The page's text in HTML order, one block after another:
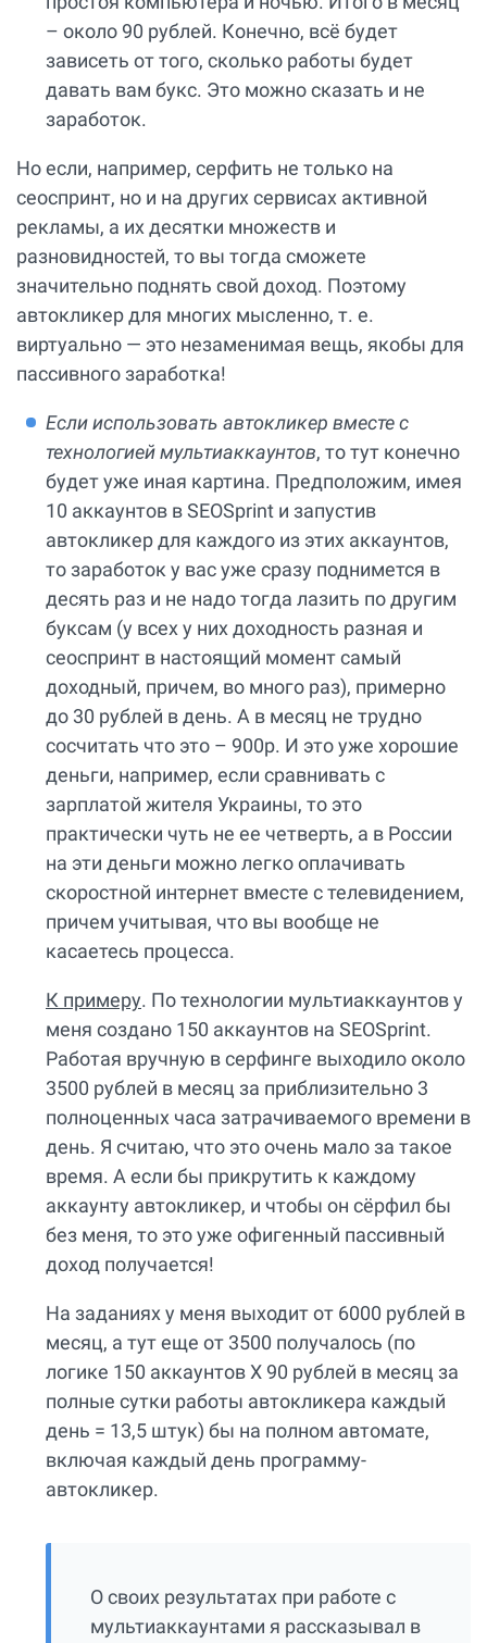
– около 90 рублей. Конечно, всё будет
зависеть от того, сколько работы будет
давать вам букс. Это можно сказать и не
заработок.
Но если, например, серфить не только на
сеоспринт, но и на других сервисах активной
рекламы, а их десятки множеств и
разновидностей, то вы тогда сможете
значительно поднять свой доход. Поэтому
автокликер для многих мысленно, т. е.
виртуально — это незаменимая вещь, якобы для
пассивного заработка!
Если использовать автокликер вместе с
технологией мультиаккаунтов, то тут конечно
будет уже иная картина. Предположим, имея
10 аккаунтов в SEOSprint и запустив
автокликер для каждого из этих аккаунтов,
то заработок у вас уже сразу поднимется в
десять раз и не надо тогда лазить по другим
буксам (у всех у них доходность разная и
сеоспринт в настоящий момент самый
доходный, причем, во много раз), примерно
до 30 рублей в день. А в месяц не трудно
сосчитать что это – 900р. И это уже хорошие
деньги, например, если сравнивать с
зарплатой жителя Украины, то это
практически чуть не ее четверть, а в России
на эти деньги можно легко оплачивать
скоростной интернет вместе с телевидением,
причем учитывая, что вы вообще не
касаетесь процесса.
К примеру. По технологии мультиаккаунтов у
меня создано 150 аккаунтов на SEOSprint.
Работая вручную в серфинге выходило около
3500 рублей в месяц за приблизительно 3
полноценных часа затрачиваемого времени в
день. Я считаю, что это очень мало за такое
время. А если бы прикрутить к каждому
аккаунту автокликер, и чтобы он сёрфил бы
без меня, то это уже офигенный пассивный
доход получается!
На заданиях у меня выходит от 6000 рублей в
месяц, а тут еще от 3500 получалось (по
логике 150 аккаунтов Х 90 рублей в месяц за
полные сутки работы автокликера каждый
день = 13,5 штук) бы на полном автомате,
включая каждый день программу-
автокликер.
О своих результатах при работе с
мультиаккаунтами я рассказывал в